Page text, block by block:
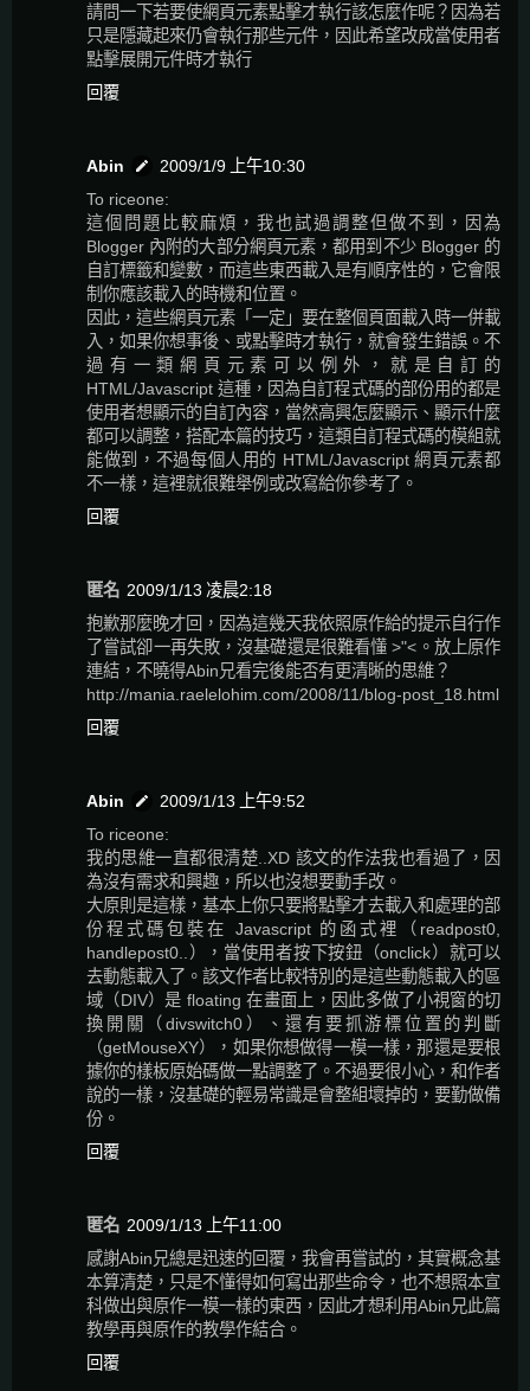
請問一下若要使網頁元素點擊才執行該怎麼作呢？因為若
只是隱藏起來仍會執行那些元件，因此希望改成當使用者
點擊展開元件時才執行
回覆
Abin
2009/1/9 上午10:30
To riceone:
這個問題比較麻煩，我也試過調整但做不到，因為
Blogger 內附的大部分網頁元素，都用到不少 Blogger 的
自訂標籤和變數，而這些東西載入是有順序性的，它會限
制你應該載入的時機和位置。
因此，這些網頁元素「一定」要在整個頁面載入時一併載
入，如果你想事後、或點擊時才執行，就會發生錯誤。不
過有一類網頁元素可以例外，就是自訂的
HTML/Javascript 這種，因為自訂程式碼的部份用的都是
使用者想顯示的自訂內容，當然高興怎麼顯示、顯示什麼
都可以調整，搭配本篇的技巧，這類自訂程式碼的模組就
能做到，不過每個人用的 HTML/Javascript 網頁元素都
不一樣，這裡就很難舉例或改寫給你參考了。
回覆
匿名 2009/1/13 凌晨2:18
抱歉那麼晚才回，因為這幾天我依照原作給的提示自行作
了嘗試卻一再失敗，沒基礎還是很難看懂 >"<。放上原作
連結，不曉得Abin兄看完後能否有更清晰的思維？
http://mania.raelelohim.com/2008/11/blog-post_18.html
回覆
Abin
2009/1/13 上午9:52
To riceone:
我的思維一直都很清楚..XD 該文的作法我也看過了，因
為沒有需求和興趣，所以也沒想要動手改。
大原則是這樣，基本上你只要將點擊才去載入和處理的部
份程式碼包裝在 Javascript 的函式裡（readpost0,
handlepost0..），當使用者按下按鈕（onclick）就可以
去動態載入了。該文作者比較特別的是這些動態載入的區
域（DIV）是 floating 在畫面上，因此多做了小視窗的切
換開關（divswitch0）、還有要抓游標位置的判斷
（getMouseXY），如果你想做得一模一樣，那還是要根
據你的樣板原始碼做一點調整了。不過要很小心，和作者
說的一樣，沒基礎的輕易常識是會整組壞掉的，要勤做備
份。
回覆
匿名 2009/1/13 上午11:00
感謝Abin兄總是迅速的回覆，我會再嘗試的，其實概念基
本算清楚，只是不懂得如何寫出那些命令，也不想照本宣
科做出與原作一模一樣的東西，因此才想利用Abin兄此篇
教學再與原作的教學作結合。
回覆